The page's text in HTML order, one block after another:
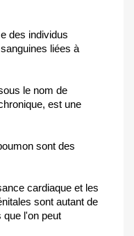
des individus
liées à
le nom de
est une
sont des
cardiaque et les
sont autant de
que l'on peut